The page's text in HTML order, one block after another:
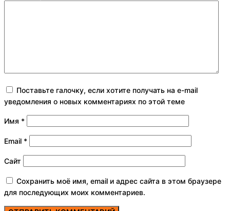
Поставьте галочку, если хотите получать на e-mail
уведомления о новых комментариях по этой теме
Имя *
Email *
Сайт
Сохранить моё имя, email и адрес сайта в этом браузере
для последующих моих комментариев.